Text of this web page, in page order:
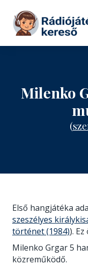
Tovább a tartalomhoz
Milenko
(
Első hangjátéka
szeszélyes
történet (1984)).
Milenko Grgar 5
közreműködő.